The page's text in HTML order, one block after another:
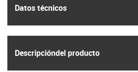
Datos técnicos
Descripción­del producto